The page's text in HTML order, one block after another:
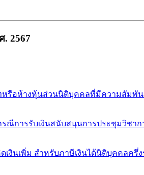
. 2567
รือห้างหุ้นส่วนนิติบุคคลที่มีความสัมพั
ณีการรับเงินสนับสนุนการประชุมวิชาก
งินเพิ่ม สำหรับภาษีเงินได้นิติบุคคลครึ่